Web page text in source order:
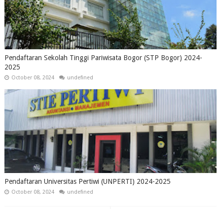
Pendaftaran Sekolah Tinggi Pariwisata Bogor (STP Bogor) 2024-
2025
October 08, 2024 undefined
Pendaftaran Universitas Pertiwi (UNPERTI) 2024-2025
October 08, 2024 undefined